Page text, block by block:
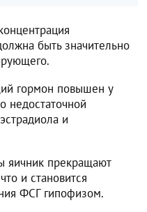
быть значительно
гормон повышен у
недостаточной
и
яичник прекращают
и становится
ФСГ гипофизом.